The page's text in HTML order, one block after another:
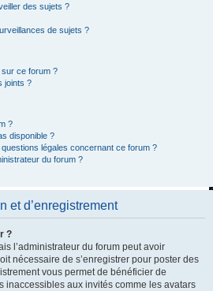
des sujets ?
de sujets ?
ce forum ?
joints ?
?
disponible ?
légales concernant ce forum ?
du forum ?
et d’enregistrement
?
l’administrateur du forum peut avoir
nécessaire de s’enregistrer pour poster des
vous permet de bénéficier de
inaccessibles aux invités comme les avatars